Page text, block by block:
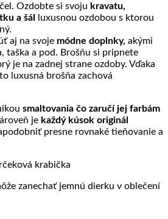
Ozdobte si svoju kravatu,
a šál luxusnou ozdobou s ktorou
aj na svoje módne doplnky, akými
taška a pod. Brošňu si pripnete
je na zadnej strane ozdoby. Vďaka
luxusná brošňa zachová
smaltovania čo zaručí jej farbám
je každý kúsok originál
presne rovnaké tieňovanie a
krabička
zanechať jemnú dierku v oblečení